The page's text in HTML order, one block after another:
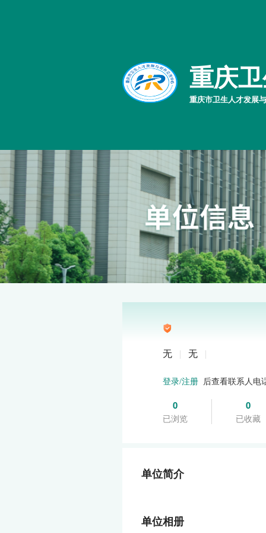
重庆
重庆市卫生人才发展
无 | 无 |
登录/注册 后查看联系人电
0
已浏览
0
已收藏
单位简介
单位相册